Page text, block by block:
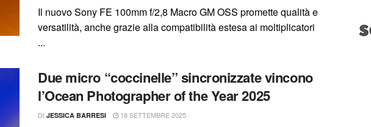
Il nuovo Sony FE 100mm f/2,8 Macro GM OSS promette qualità e
versatilità, anche grazie alla compatibilità estesa ai moltiplicatori
...
Due micro “coccinelle” sincronizzate vincono
l’Ocean Photographer of the Year 2025
DI JESSICA BARRESI 18 SETTEMBRE 2025